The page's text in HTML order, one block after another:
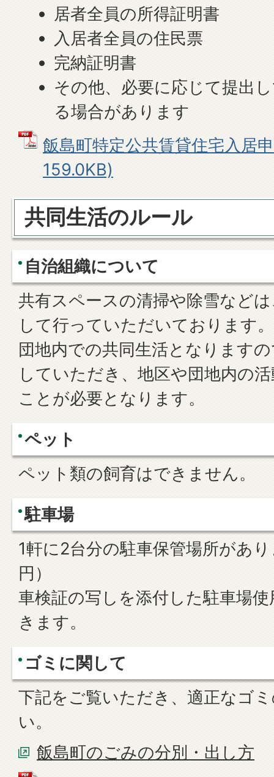
居者全員の所得証明書
入居者全員の住民票
完納証明書
その他、必要に応じて提出
る場合があります
飯島町特定公共賃貸住宅入居
159.0KB)
共同生活のルール
自治組織について
共有スペースの清掃や除雪など
して行っていただいております。
団地内での共同生活となります
していただき、地区や団地内の
ことが必要となります。
ペット
ペット類の飼育はできません。
駐車場
1軒に2台分の駐車保管場所があ
円）
車検証の写しを添付した駐車場
きます。
ゴミに関して
下記をご覧いただき、適正なゴ
い。
飯島町のごみの分別・出し方